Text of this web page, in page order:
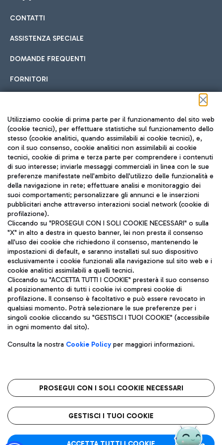
Cucina Internazionale
Fast Food
Pizza
Gelateria
Wine Bar & Sparkling
Hotel in aeroporto
Scegli l'alloggio più adatto e approfitta della vicinanza
all'aeroporto.
Car sharing
Con il Car Sharing è ancora più facile spostarsi
Treno
Raggiungi velocemente l'aeroporto di Fiumicino da Roma
tramite i servizi ferroviari Trenitalia.
Autobus
Scopri le linee di autobus per raggiungere l'aeroporto
Leonardo Da Vinci.
Raggiungi l’aeroporto senza pensieri con il servizio di taxi a
Ristoranti
Scopri la nostra offerta per una pausa gustosa in aeroporto
Mappa Aeroporto Fiumicino
CONTATTI
ASSISTENZA SPECIALE
DOMANDE FREQUENTI
FORNITORI
Seguici sui social
TRAVEL JOURNAL
ITA
Aeroporti di Roma S.p.A. - Società soggetta a direzione e
coordinamento di Mundys S.p.A.
Codice fiscale e Registro delle Imprese di Roma 13032990155 P.
IVA 06572251004
Capitale sociale 62.224.743,00 int. vers.
Sede legale: Via Pier Paolo Racchetti 1 - 00054 Fiumicino (RM)
telefono +39 06 65951
Privacy policy
Note legali
Roma FCO
L'aeroporto stellato
Utilizziamo cookie di prima parte per il funzionamento del sito web
(cookie tecnici), per effettuare statistiche sul funzionamento dello
stesso (cookie analitici, quando assimilabili ai cookie tecnici), e,
con il suo consenso, cookie analitici non assimilabili ai cookie
tecnici, cookie di prima e terza parte per comprendere i contenuti
di suo interesse; inviarle messaggi commerciali in linea con le sue
preferenze manifestate nell'ambito dell'utilizzo delle funzionalità e
della navigazione in rete; effettuare analisi e monitoraggio dei
suoi comportamenti; personalizzare gli annunci e le inserzioni
pubblicitari anche attraverso interazioni social network (cookie di
profilazione).
Cliccando su "PROSEGUI CON I SOLI COOKIE NECESSARI" o sulla
"X" in alto a destra in questo banner, lei non presta il consenso
all'uso dei cookie che richiedono il consenso, mantenendo le
impostazioni di default, e saranno installati sul suo dispositivo
esclusivamente i cookie funzionali alla navigazione sul sito web e i
cookie analitici assimilabili a quelli tecnici.
Cliccando su "ACCETTA TUTTI I COOKIE" presterà il suo consenso
al posizionamento di tutti i cookie ivi compresi cookie di
profilazione. Il consenso è facoltativo e può essere revocato in
qualsiasi momento. Potrà selezionare le sue preferenze per i
singoli cookie cliccando su "GESTISCI I TUOI COOKIE" (accessibile
in ogni momento dal sito).
Consulta la nostra Cookie Policyper maggiori informazioni.
PROSEGUI CON I SOLI COOKIE NECESSARI
GESTISCI I TUOI COOKIE